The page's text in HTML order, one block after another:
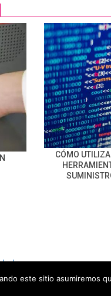
CÓMO
este sitio asumiremos